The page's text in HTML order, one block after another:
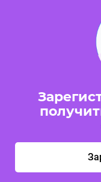
На оффере
Все
Изменение ставок